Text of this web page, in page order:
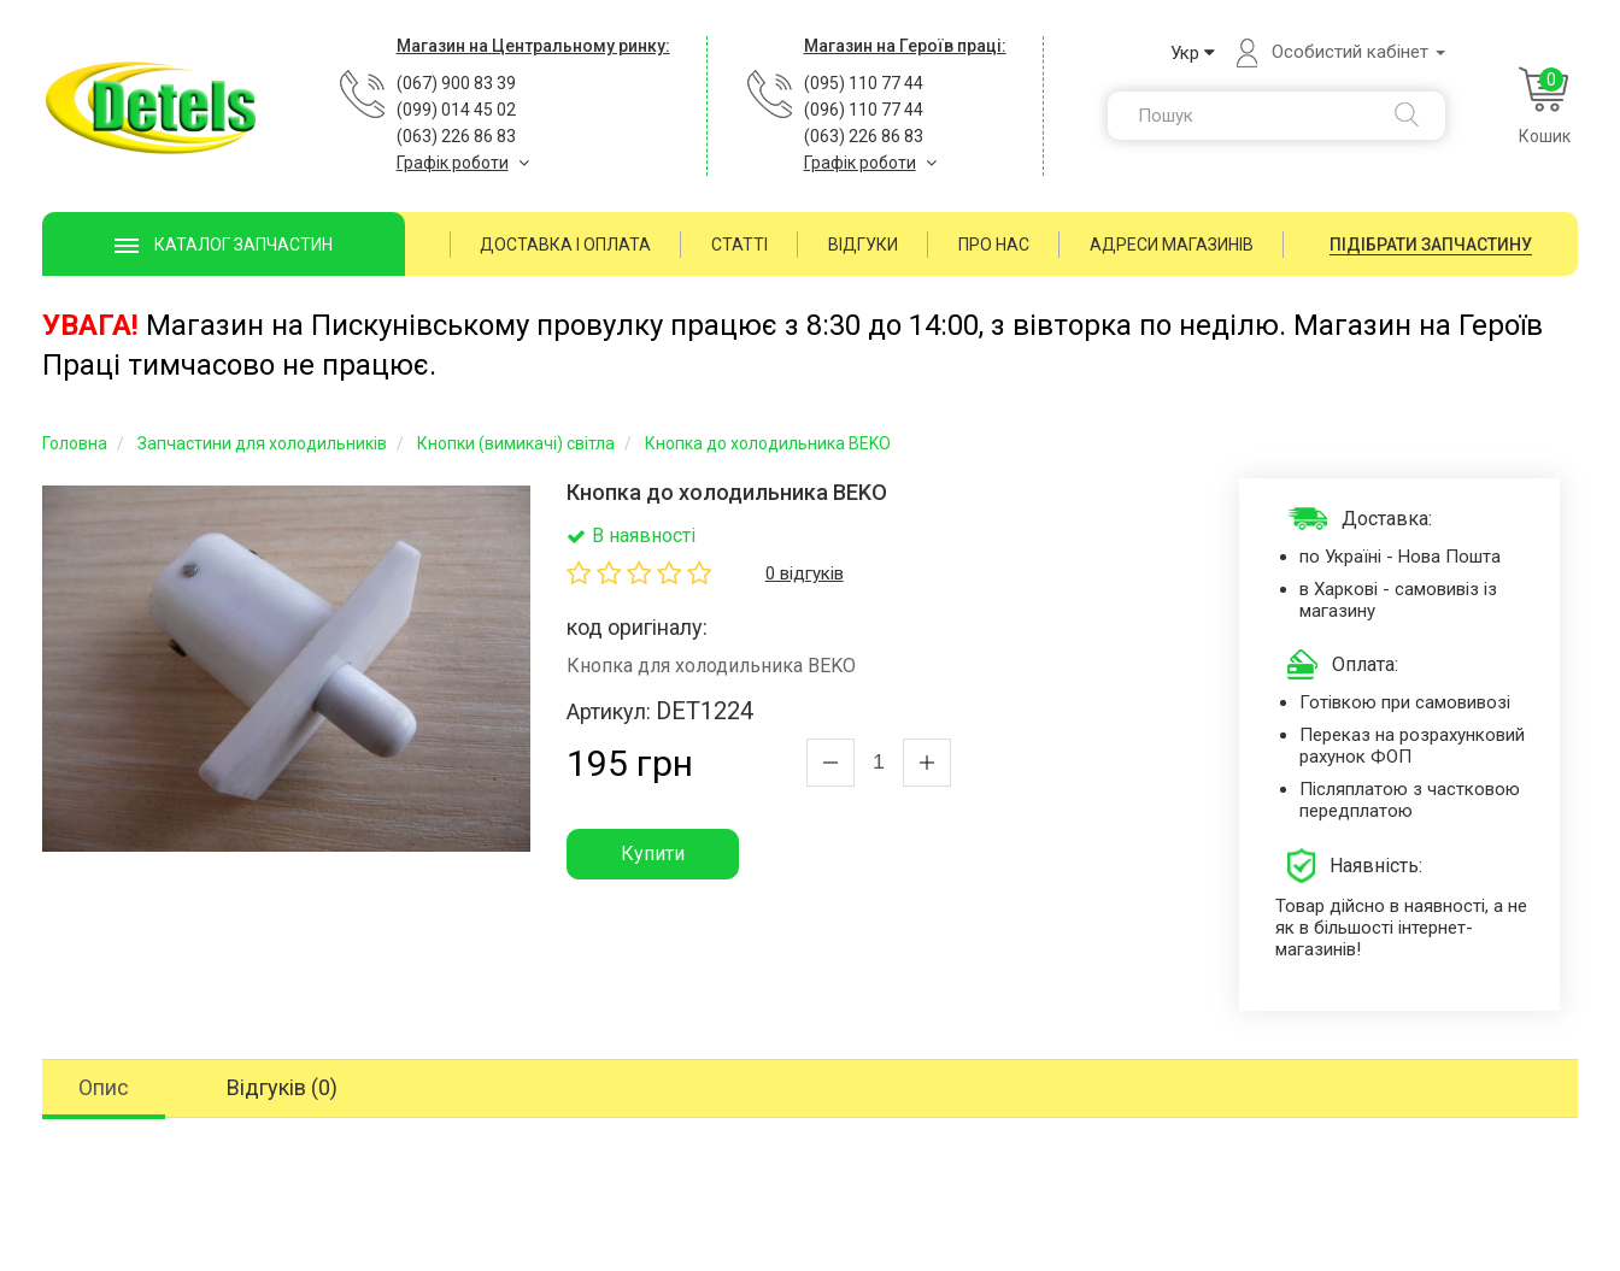
Магазин на Центральному ринку:
(067) 900 83 39
(099) 014 45 02
(063) 226 86 83
Графік роботи
Магазин на Героїв праці:
(095) 110 77 44
(096) 110 77 44
(063) 226 86 83
Графік роботи
Укр Особистий кабінет
0
Кошик
КАТАЛОГ ЗАПЧАСТИН ДОСТАВКА І ОПЛАТА СТАТТІ ВІДГУКИ ПРО НАС АДРЕСИ МАГАЗИНІВ ПІДІБРАТИ ЗАПЧАСТИНУ
УВАГА! Магазин на Пискунівському провулку працює з 8:30 до 14:00, з вівторка по неділю. Магазин на Героїв
Праці тимчасово не працює.
Головна Запчастини для холодильників Кнопки (вимикачі) світла Кнопка до холодильника BEKO
Кнопка до холодильника BEKO
В наявності
0 відгуків
код оригіналу:
Кнопка для холодильника BEKO
Артикул: DET1224
195 грн
Купити
Доставка:
по Україні - Нова Пошта
в Харкові - самовивіз із
магазину
Оплата:
Готівкою при самовивозі
Переказ на розрахунковий
рахунок ФОП
Післяплатою з частковою
передплатою
Наявність:
Товар дійсно в наявності, а не
як в більшості інтернет-
магазинів!
Опис Відгуків (0)